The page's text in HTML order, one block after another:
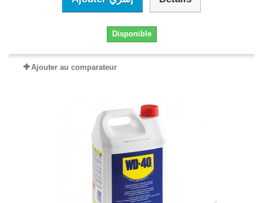
Disponible
Ajouter au comparateur